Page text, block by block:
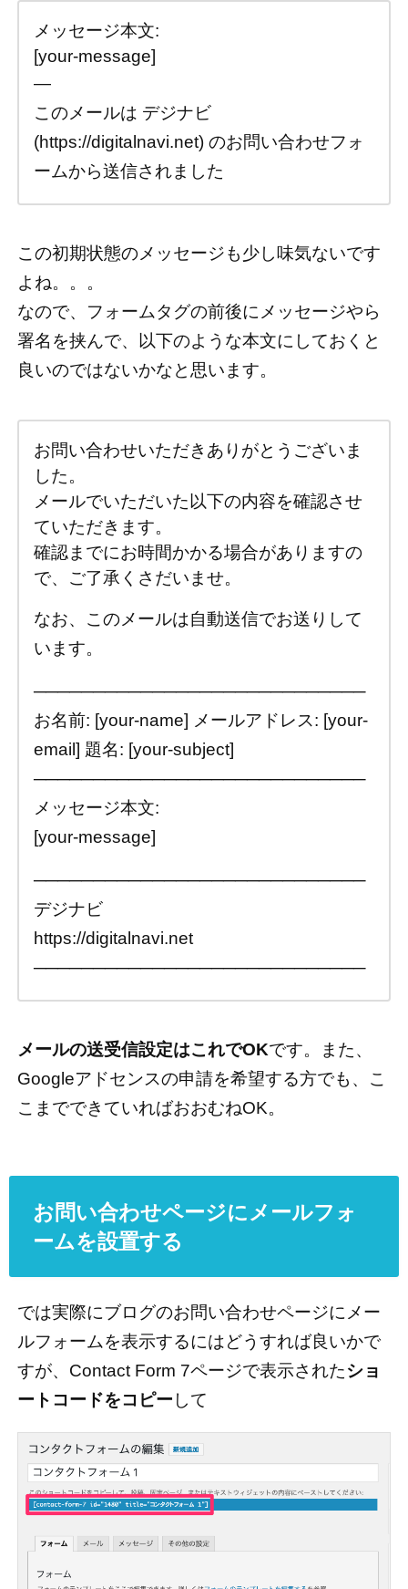
メッセージ本文:
[your-message]
—
このメールは デジナビ
(https://digitalnavi.net) のお問い合わせフォ
ームから送信されました
この初期状態のメッセージも少し味気ないです
よね。。。
なので、フォームタグの前後にメッセージやら
署名を挟んで、以下のような本文にしておくと
良いのではないかなと思います。
お問い合わせいただきありがとうございま
した。
メールでいただいた以下の内容を確認させ
ていただきます。
確認までにお時間かかる場合がありますの
で、ご了承くさだいませ。
なお、このメールは自動送信でお送りして
います。
────────────────────────────
お名前: [your-name] メールアドレス: [your-
email] 題名: [your-subject]
────────────────────────────
メッセージ本文:
[your-message]
────────────────────────────
デジナビ
https://digitalnavi.net
────────────────────────────
メールの送受信設定はこれでOKです。また、
Googleアドセンスの申請を希望する方でも、こ
こまでできていればおおむねOK。
お問い合わせページにメールフォ
ームを設置する
では実際にブログのお問い合わせページにメー
ルフォームを表示するにはどうすれば良いかで
すが、Contact Form 7ページで表示されたショ
ートコードをコピー して